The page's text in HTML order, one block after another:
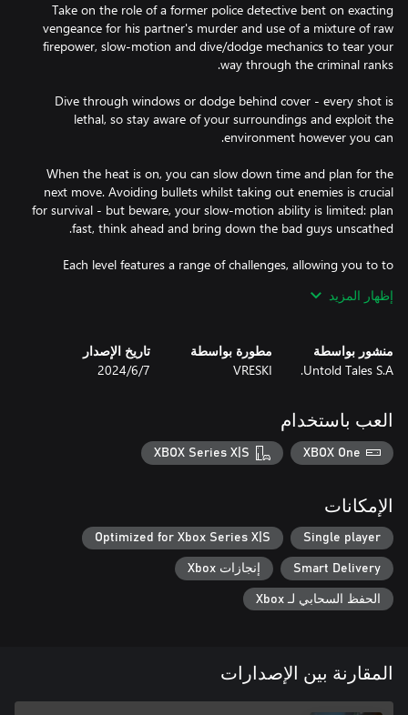
Take on the role of a former police detective bent on exacting
vengeance for his partner's murder and use of a mixture of raw
firepower, slow-motion and dive/dodge mechanics to tear your
Dive through windows or dodge behind cover - every shot is
lethal, so stay aware of your surroundings and exploit the
When the heat is on, you can slow down time and plan for the
next move. Avoiding bullets whilst taking out enemies is crucial
for survival - but beware, your slow-motion ability is limited: plan
Each level features a range of challenges, allowing you to to
restaurants to rooftops across a moody, crime-riddled city.
إظهار المزيد
منشور بواسطة
Untold Tales S.A.
مطورة بواسطة
VRESKI
تاريخ الإصدار
7‏/6‏/2024
العب باستخدام
XBOX One
XBOX Series X|S
الإمكانات
Single player
Optimized for Xbox Series X|S
Smart Delivery إنجازات Xbox
الحفظ السحابي لـ Xbox
المقارنة بين الإصدارات